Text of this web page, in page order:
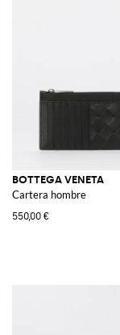
BOTTEGA VENETA
Cartera hombre
550,00 €